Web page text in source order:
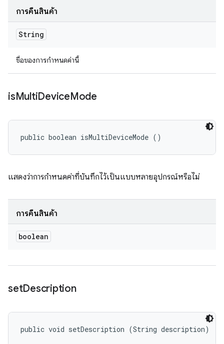
การคืนสินค้า
String
ชื่อของการกำหนดค่านี้
isMultiDeviceMode
public boolean isMultiDeviceMode ()
แสดงว่าการกำหนดค่าที่บันทึกไว้เป็นแบบหลายอุปกรณ์หรือไม่
การคืนสินค้า
boolean
setDescription
public void setDescription (String description)